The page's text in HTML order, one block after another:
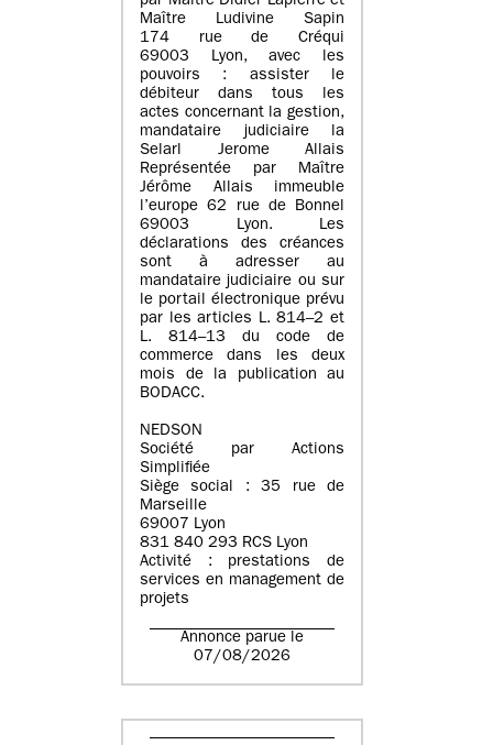
Maître Ludivine Sapin
174 rue de Créqui
69003 Lyon, avec les
pouvoirs : assister le
débiteur dans tous les
actes concernant la gestion,
mandataire judiciaire la
Selarl Jerome Allais
Représentée par Maître
Jérôme Allais immeuble
l’europe 62 rue de Bonnel
69003 Lyon. Les
déclarations des créances
sont à adresser au
mandataire judiciaire ou sur
le portail électronique prévu
par les articles L. 814–2 et
L. 814–13 du code de
commerce dans les deux
mois de la publication au
BODACC.
NEDSON
Société par Actions
Simplifiée
Siège social : 35 rue de
Marseille
69007 Lyon
831 840 293 RCS Lyon
Activité : prestations de
services en management de
projets
Annonce parue le
07/08/2026